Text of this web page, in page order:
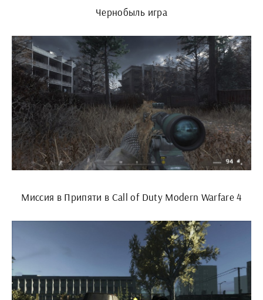
Чернобыль игра
Миссия в Припяти в Call of Duty Modern Warfare 4